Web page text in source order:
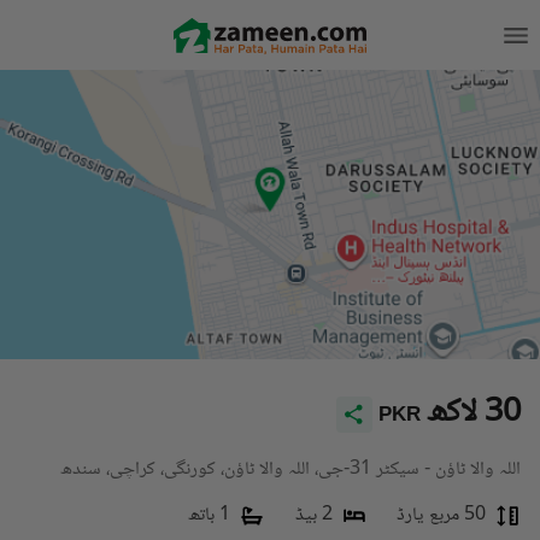
PKR 30 لاکھ
اللہ والا ٹاؤن - سیکٹر 31-جی، اللہ والا ٹاؤن، کورنگی، کراچی، سندھ
50 مربع یارڈ
2 بیڈ 1 باتھ